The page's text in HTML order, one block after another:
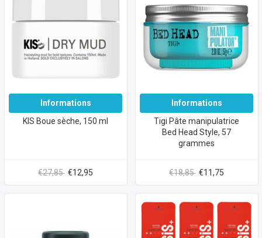
Informations
KIS Boue sèche, 150 ml
€27,85 €12,95
Informations
Tigi Pâte manipulatrice
Bed Head Style, 57
grammes
€18,85 €11,75